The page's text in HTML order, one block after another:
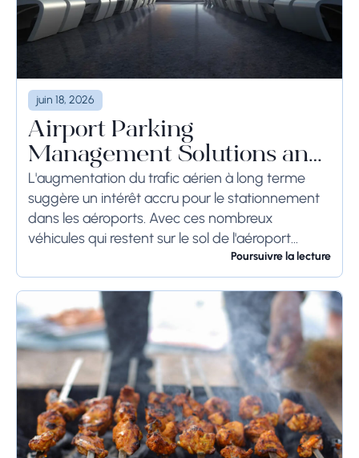
juin 18, 2026
Airport Parking
Management Solutions and
Systems
L'augmentation du trafic aérien à long terme
suggère un intérêt accru pour le stationnement
dans les aéroports. Avec ces nombreux
véhicules qui restent sur le sol de l'aéroport
pendant une longue période, voire des
semaines, les...
Poursuivre la lecture